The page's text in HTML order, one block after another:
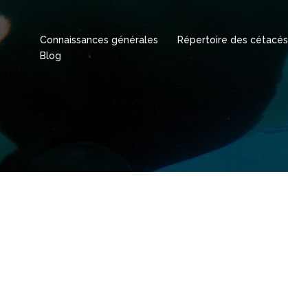
Connaissances générales Répertoire des cétacés
Blog